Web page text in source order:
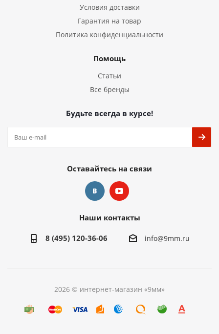
Условия доставки
Гарантия на товар
Политика конфиденциальности
Помощь
Статьи
Все бренды
Будьте всегда в курсе!
Оставайтесь на связи
Наши контакты
8 (495) 120-36-06 info@9mm.ru
2026 © интернет-магазин «9мм»